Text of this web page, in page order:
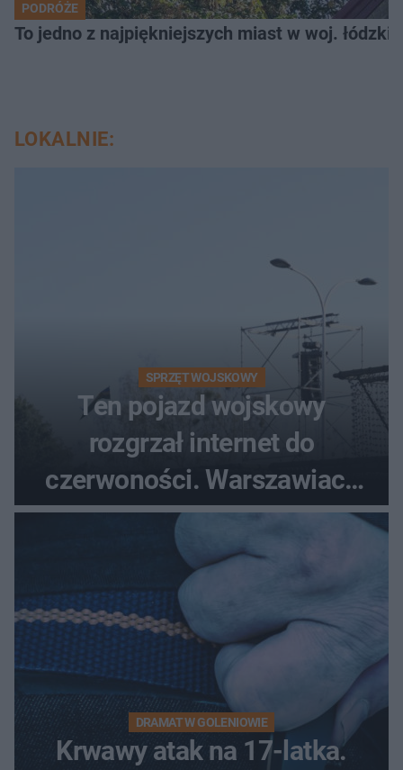
PODRÓŻE
To jedno z najpiękniejszych miast w woj.
LOKALNIE:
SPRZĘT WOJSKOWY
Ten pojazd wojskowy
rozgrzał internet do
czerwoności. Warszawiacy
pytali, czy to Mad Max!
DRAMAT W GOLENIOWIE
Krwawy atak na 17-latka.